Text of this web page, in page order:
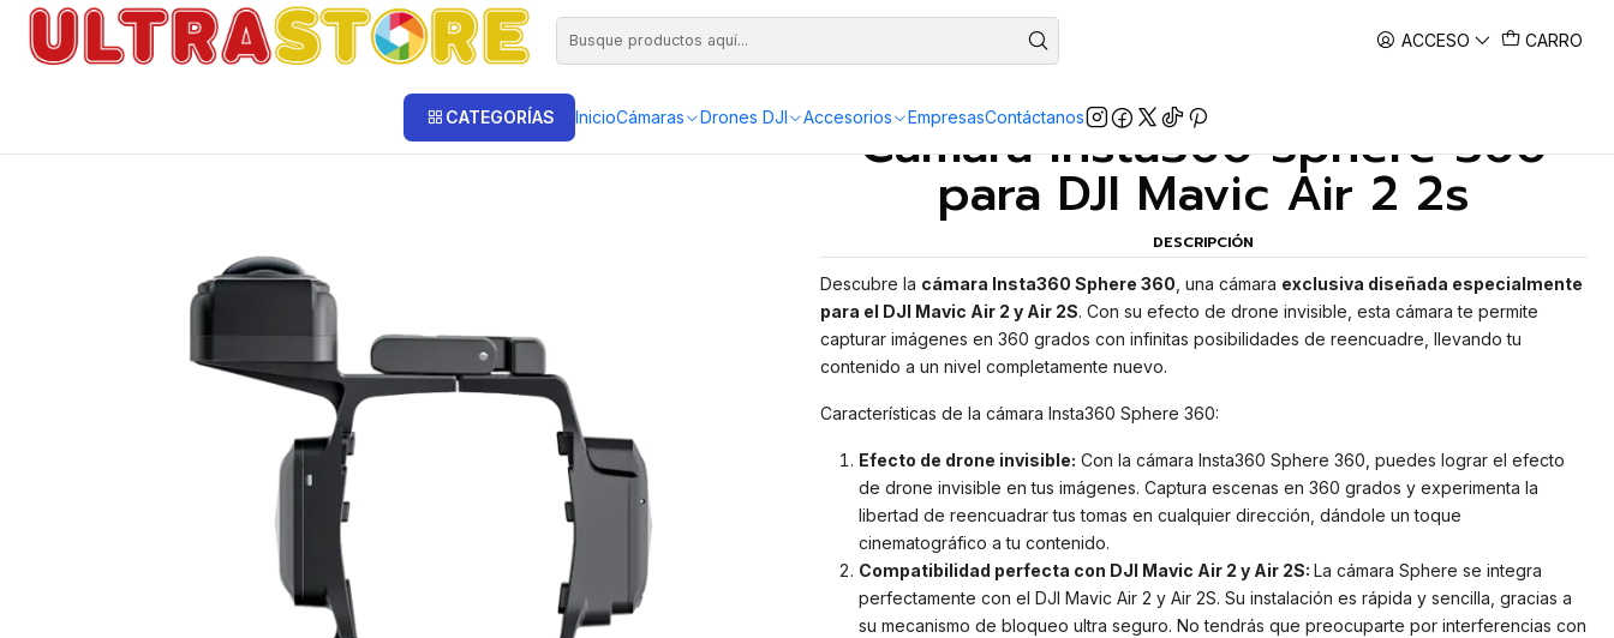
ACCESO CARRO
CATEGORÍAS InicioCámaras Drones DJI Accesorios EmpresasContáctanos
Inicio Fotografía y Video Cámaras de Acción y Deporte Cámaras Insta360 Cámara Insta360 Sphere 360 para DJI Mavic Air 2 2s
|
Cámara Insta360 Sphere 360
para DJI Mavic Air 2 2s
DESCRIPCIÓN
Descubre la cámara Insta360 Sphere 360 , una cámara exclusiva diseñada especialmente
para el DJI Mavic Air 2 y Air 2S. Con su efecto de drone invisible, esta cámara te permite
capturar imágenes en 360 grados con infinitas posibilidades de reencuadre, llevando tu
contenido a un nivel completamente nuevo.
Características de la cámara Insta360 Sphere 360:
Efecto de drone invisible: Con la cámara Insta360 Sphere 360, puedes lograr el efecto
de drone invisible en tus imágenes. Captura escenas en 360 grados y experimenta la
libertad de reencuadrar tus tomas en cualquier dirección, dándole un toque
cinematográfico a tu contenido.
Compatibilidad perfecta con DJI Mavic Air 2 y Air 2S: La cámara Sphere se integra
perfectamente con el DJI Mavic Air 2 y Air 2S. Su instalación es rápida y sencilla, gracias a
su mecanismo de bloqueo ultra seguro. No tendrás que preocuparte por interferencias con